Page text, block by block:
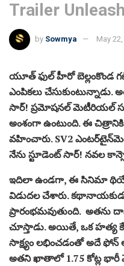
Trailer
by Sowmya May
యూత్ ఫుల్ హీరో బెల్లంకొండ
ఎంపికలు
సార్! ప్రమోషనల్ మెటీరియల్
అంశంగా ఉంటుంది. ఈ
వహించారు. SV2
నేను స్టూడెంట్ సార్! నవల
ఇదిలా ఉండగా, ఈ సినిమా
విడుదల చేశారు.
ప్రారంభమవుతుంది. అతను
చూస్తాడు. అయితే, ఒక హత్య
సాక్ష్యం లభించడంతో అదే ఫోన్
అతని ఖాతాలో 1.75 కోట్ల భారీ